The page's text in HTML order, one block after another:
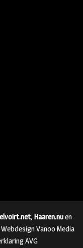
, Haaren.nuen
Webdesign Vanoo Media
AVG